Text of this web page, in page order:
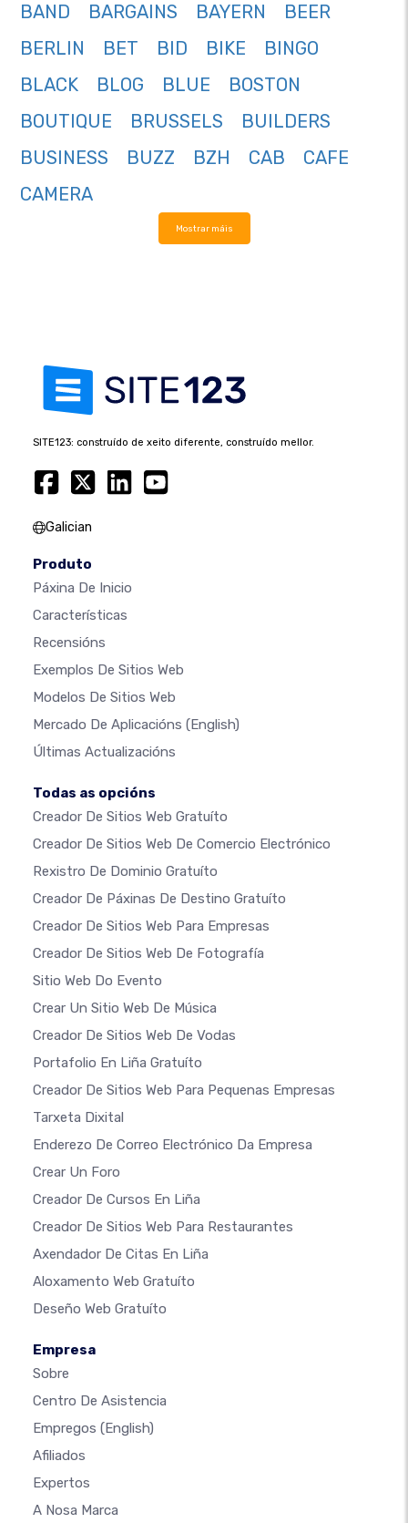
BAND
BARGAINS BAYERN
BEER
BERLIN
BET BID BIKE
BINGO
BLACK
BLOG BLUE
BOSTON
BOUTIQUE
BRUSSELS
BUILDERS
BUSINESS
BUZZ BZH CAB
CAFE
CAMERA
Mostrar máis
SITE123: construído de xeito diferente, construído mellor.
Galician
Produto
Páxina De Inicio
Características
Recensións
Exemplos De Sitios Web
Modelos De Sitios Web
Mercado De Aplicacións (English)
Últimas Actualizacións
Todas as opcións
Creador De Sitios Web Gratuíto
Creador De Sitios Web De Comercio Electrónico
Rexistro De Dominio Gratuíto
Creador De Páxinas De Destino Gratuíto
Creador De Sitios Web Para Empresas
Creador De Sitios Web De Fotografía
Sitio Web Do Evento
Crear Un Sitio Web De Música
Creador De Sitios Web De Vodas
Portafolio En Liña Gratuíto
Creador De Sitios Web Para Pequenas Empresas
Tarxeta Dixital
Enderezo De Correo Electrónico Da Empresa
Crear Un Foro
Creador De Cursos En Liña
Creador De Sitios Web Para Restaurantes
Axendador De Citas En Liña
Aloxamento Web Gratuíto
Deseño Web Gratuíto
Empresa
Sobre
Centro De Asistencia
Empregos (English)
Afiliados
Expertos
A Nosa Marca